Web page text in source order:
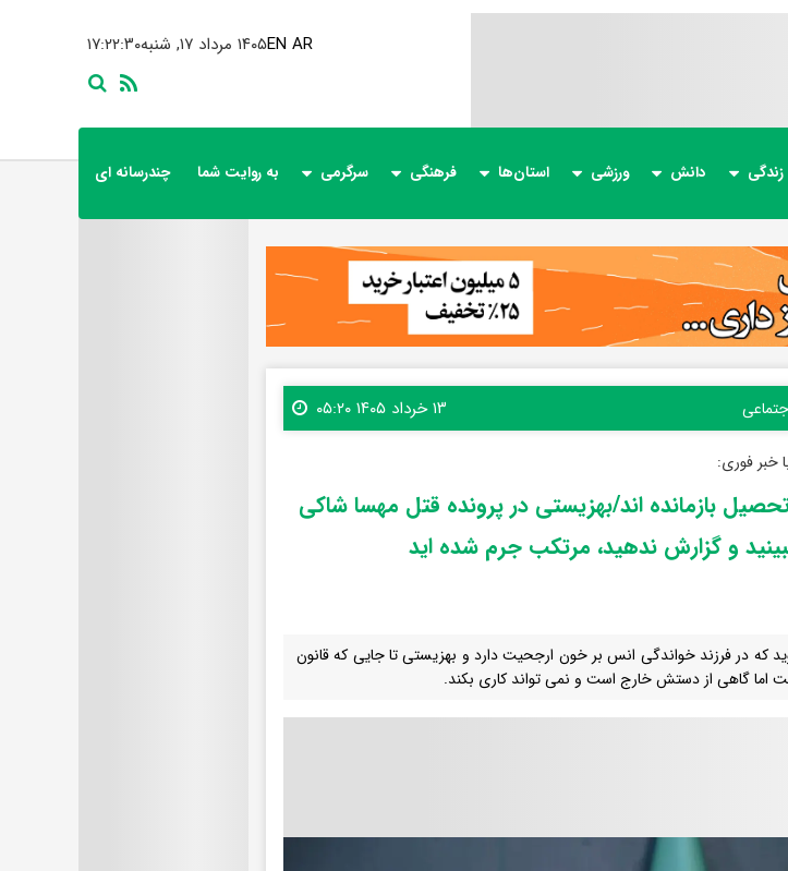
۱۷:۲۲:۳۱ ۱۴۰۵ مرداد ۱۷, شنبهEN AR
دانش ورزشی استان‌ها فرهنگی سرگرمی به روایت شما چندرسانه ای
۱۳ خرداد ۱۴۰۵ ۰۵:۲۰
خبر فوری:
بازمانده اند/بهزیستی در پرونده قتل مهسا شاکی
و گزارش ندهید، مرتکب جرم شده اید
که در فرزند خواندگی انس بر خون ارجحیت دارد و بهزیستی تا جایی که قانون
اما گاهی از دستش خارج است و نمی تواند کاری بکند.